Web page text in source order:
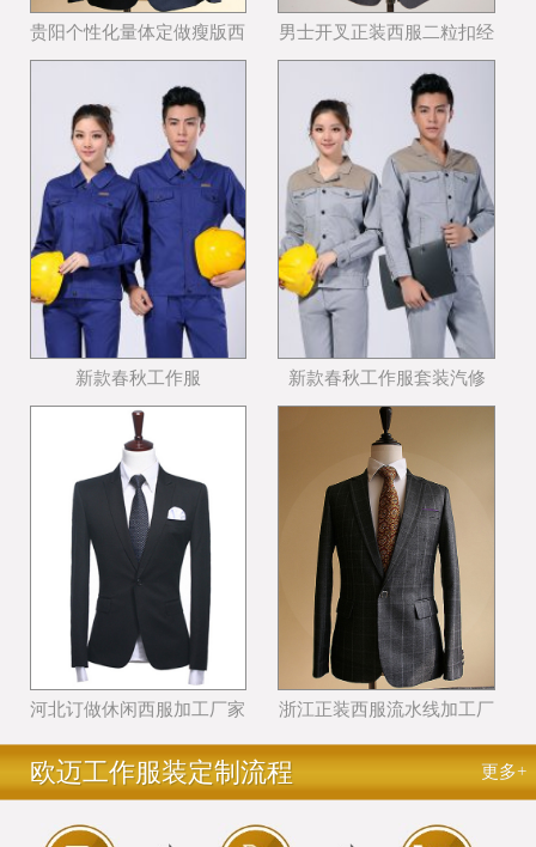
贵阳个性化量体定做瘦版西
男士开叉正装西服二粒扣经
典西服款式
新款春秋工作服 新款春秋工作服套装汽修
河北订做休闲西服加工厂家
哪个好
浙江正装西服流水线加工厂
家哪里好
更多+
欧迈工作服装定制流程